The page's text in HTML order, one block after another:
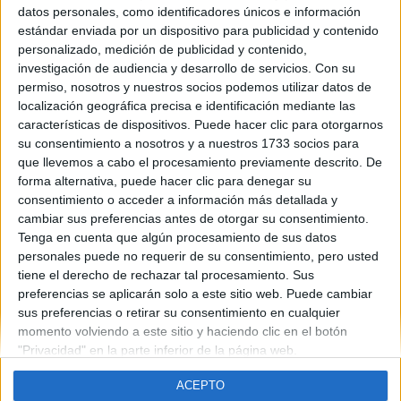
datos personales, como identificadores únicos e información
estándar enviada por un dispositivo para publicidad y contenido
personalizado, medición de publicidad y contenido,
investigación de audiencia y desarrollo de servicios. Con su
permiso, nosotros y nuestros socios podemos utilizar datos de
localización geográfica precisa e identificación mediante las
características de dispositivos. Puede hacer clic para otorgarnos
su consentimiento a nosotros y a nuestros 1733 socios para
que llevemos a cabo el procesamiento previamente descrito. De
forma alternativa, puede hacer clic para denegar su
consentimiento o acceder a información más detallada y
cambiar sus preferencias antes de otorgar su consentimiento.
Tenga en cuenta que algún procesamiento de sus datos
personales puede no requerir de su consentimiento, pero usted
tiene el derecho de rechazar tal procesamiento. Sus
preferencias se aplicarán solo a este sitio web. Puede cambiar
sus preferencias o retirar su consentimiento en cualquier
momento volviendo a este sitio y haciendo clic en el botón
"Privacidad" en la parte inferior de la página web.
ACEPTO
? No sé ni como tramitar lo del viaje, ni te dan direcciones sobre
la agencia que lleva el viaje, no sé si algún compañero esta en mi
situación, es decir, en las nubes y sin saber donde dirigirme...
esto es de locos.
Upongo que me calmaré cuando los exámenes hayn pasado.
Saludos a todos de Rebecca
Blog de Rebecca madrid
Quiénes somos | Contactar|
Anúnciate
Aviso legal|Politica de privacidad |Condiciones generales|Política
de cookies
© 2003-2026Compás Mediterráneo S.L.- Diego de León 47 - 28006
Madrid [ESPAÑA] - Tel. +34 91 593 2767